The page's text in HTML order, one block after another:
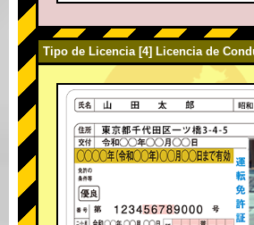
Tipo de Licencia [4] Licencia de